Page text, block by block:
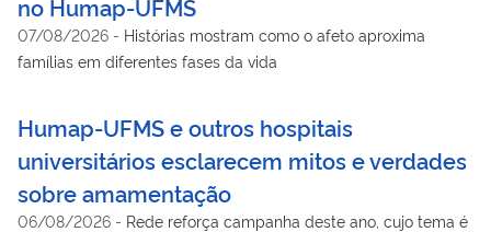
no Humap-UFMS
07/08/2026 - Histórias mostram como o afeto aproxima
famílias em diferentes fases da vida
Humap-UFMS e outros hospitais
universitários esclarecem mitos e verdades
sobre amamentação
06/08/2026 - Rede reforça campanha deste ano, cujo tema é